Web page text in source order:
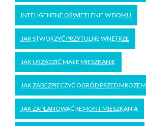
INTELIGENTNE OŚWIETLENIE W DOMU
JAK STWORZYĆ PRZYTULNE WNĘTRZE
JAK URZĄDZIĆ MAŁE MIESZKANIE
JAK ZABEZPIECZYĆ OGRÓD PRZED MROZEM
JAK ZAPLANOWAĆ REMONT MIESZKANIA